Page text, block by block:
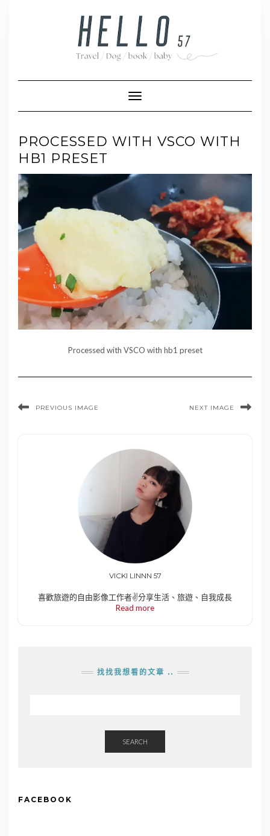
Toggle Navigation
PROCESSED WITH VSCO WITH
HB1 PRESET
Processed with VSCO with hb1 preset
PREVIOUS IMAGE NEXT IMAGE
VICKI LINNN 57
喜歡旅遊的自由影像工作者✌️分享生活、旅遊、自我成長
Read more
找找我想看的文章 ..
SEARCH
FACEBOOK